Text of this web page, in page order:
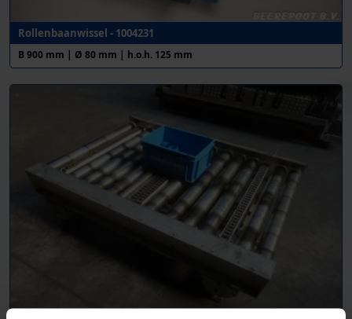
Rollenbaanwissel - 1004231
B 900 mm | Ø 80 mm | h.o.h. 125 mm